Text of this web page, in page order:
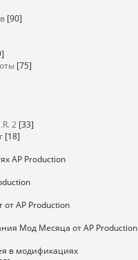
[90]
[75]
2 [33]
[18]
AP Production
AP Production
Мод Месяца от AP Production
в модификациях